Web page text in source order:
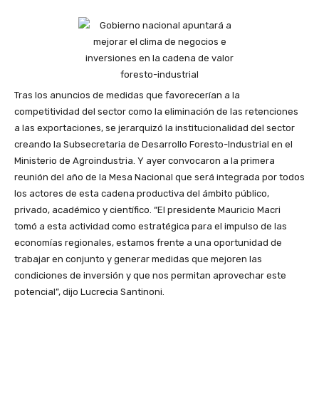
Tras los anuncios de medidas que favorecerían a la
competitividad del sector como la eliminación de las retenciones
a las exportaciones, se jerarquizó la institucionalidad del sector
creando la Subsecretaria de Desarrollo Foresto-Industrial en el
Ministerio de Agroindustria. Y ayer convocaron a la primera
reunión del año de la Mesa Nacional que será integrada por todos
los actores de esta cadena productiva del ámbito público,
privado, académico y científico. “El presidente Mauricio Macri
tomó a esta actividad como estratégica para el impulso de las
economías regionales, estamos frente a una oportunidad de
trabajar en conjunto y generar medidas que mejoren las
condiciones de inversión y que nos permitan aprovechar este
potencial”, dijo Lucrecia Santinoni.